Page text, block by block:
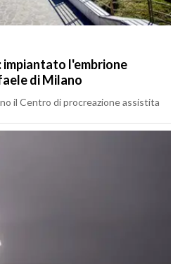
l'embrione
di Milano
il Centro di procreazione assistita